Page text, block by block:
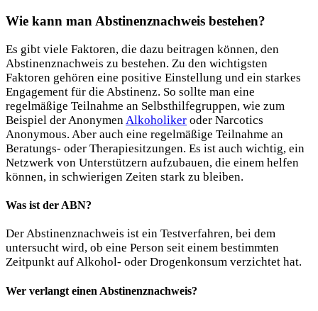
Wie kann man Abstinenznachweis bestehen?
Es gibt viele Faktoren, die dazu beitragen können, den
Abstinenznachweis zu bestehen. Zu den wichtigsten
Faktoren gehören eine positive Einstellung und ein starkes
Engagement für die Abstinenz. So sollte man eine
regelmäßige Teilnahme an Selbsthilfegruppen, wie zum
Beispiel der Anonymen Alkoholiker oder Narcotics
Anonymous. Aber auch eine regelmäßige Teilnahme an
Beratungs- oder Therapiesitzungen. Es ist auch wichtig, ein
Netzwerk von Unterstützern aufzubauen, die einem helfen
können, in schwierigen Zeiten stark zu bleiben.
Was ist der ABN?
Der Abstinenznachweis ist ein Testverfahren, bei dem
untersucht wird, ob eine Person seit einem bestimmten
Zeitpunkt auf Alkohol- oder Drogenkonsum verzichtet hat.
Wer verlangt einen Abstinenznachweis?